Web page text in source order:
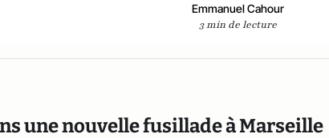
Emmanuel Cahour
3 min de lecture
une nouvelle fusillade à Marseille